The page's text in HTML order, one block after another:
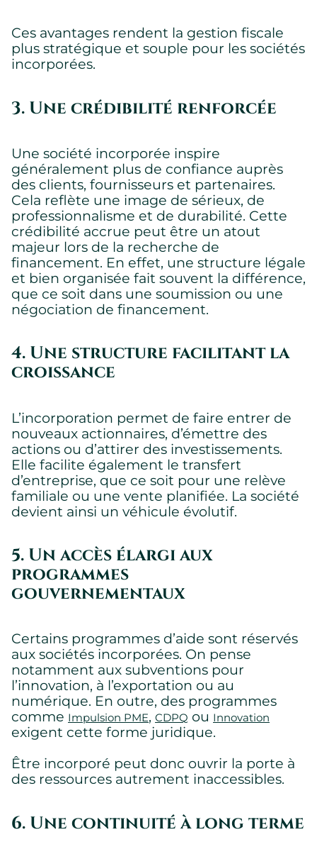
Ces avantages rendent la gestion fiscale
plus stratégique et souple pour les sociétés
incorporées.
3. Une crédibilité renforcée
Une société incorporée inspire
généralement plus de confiance auprès
des clients, fournisseurs et partenaires.
Cela reflète une image de sérieux, de
professionnalisme et de durabilité. Cette
crédibilité accrue peut être un atout
majeur lors de la recherche de
financement. En effet, une structure légale
et bien organisée fait souvent la différence,
que ce soit dans une soumission ou une
négociation de financement.
4. Une structure facilitant la
croissance
L’incorporation permet de faire entrer de
nouveaux actionnaires, d’émettre des
actions ou d’attirer des investissements.
Elle facilite également le transfert
d’entreprise, que ce soit pour une relève
familiale ou une vente planifiée. La société
devient ainsi un véhicule évolutif.
5. Un accès élargi aux
programmes
gouvernementaux
Certains programmes d’aide sont réservés
aux sociétés incorporées. On pense
notamment aux subventions pour
l’innovation, à l’exportation ou au
numérique. En outre, des programmes
comme Impulsion PME, CDPQ ou Innovation
exigent cette forme juridique.
Être incorporé peut donc ouvrir la porte à
des ressources autrement inaccessibles.
6. Une continuité à long terme
Paramètres des témoins
Nous utilisons des témoins sur ce site Web. Certains sont
essentiels, d’autres ne le sont pas.
Veuillez consulter notre politique de confidentialité pour savoir
comment nous collectons, utilisons et protégeons vos
Requis
Témoins requis permettant au site de fonctionner